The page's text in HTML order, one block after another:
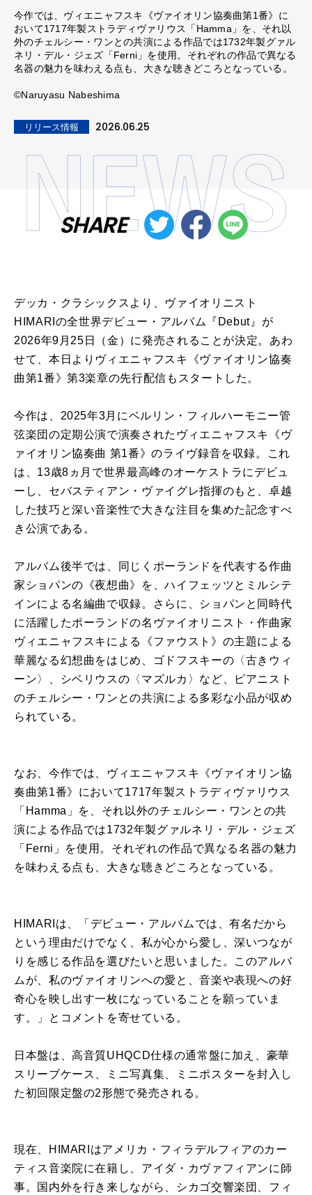
今作では、ヴィエニャフスキ《ヴァイオリン協奏曲第1番》に
おいて1717年製ストラディヴァリウス「Hamma」を、それ以
外のチェルシー・ワンとの共演による作品では1732年製グァル
ネリ・デル・ジェズ「Ferni」を使用。それぞれの作品で異なる
名器の魅力を味わえる点も、大きな聴きどころとなっている。
©Naruyasu Nabeshima
リリース情報 2026.06.25
SHARE
デッカ・クラシックスより、ヴァイオリニスト
HIMARIの全世界デビュー・アルバム『Debut』が
2026年9月25日（金）に発売されることが決定。あわ
せて、本日よりヴィエニャフスキ《ヴァイオリン協奏
曲第1番》第3楽章の先行配信もスタートした。
今作は、2025年3月にベルリン・フィルハーモニー管
弦楽団の定期公演で演奏されたヴィエニャフスキ《ヴ
ァイオリン協奏曲 第1番》のライヴ録音を収録。これ
は、13歳8ヵ月で世界最高峰のオーケストラにデビュ
ーし、セバスティアン・ヴァイグレ指揮のもと、卓越
した技巧と深い音楽性で大きな注目を集めた記念すべ
き公演である。
アルバム後半では、同じくポーランドを代表する作曲
家ショパンの《夜想曲》を、ハイフェッツとミルシテ
インによる名編曲で収録。さらに、ショパンと同時代
に活躍したポーランドの名ヴァイオリニスト・作曲家
ヴィエニャフスキによる《ファウスト》の主題による
華麗なる幻想曲をはじめ、ゴドフスキーの〈古きウィ
ーン〉、シベリウスの〈マズルカ〉など、ピアニスト
のチェルシー・ワンとの共演による多彩な小品が収め
られている。
なお、今作では、ヴィエニャフスキ《ヴァイオリン協
奏曲第1番》において1717年製ストラディヴァリウス
「Hamma」を、それ以外のチェルシー・ワンとの共
演による作品では1732年製グァルネリ・デル・ジェズ
「Ferni」を使用。それぞれの作品で異なる名器の魅力
を味わえる点も、大きな聴きどころとなっている。
HIMARIは、「デビュー・アルバムでは、有名だから
という理由だけでなく、私が心から愛し、深いつなが
りを感じる作品を選びたいと思いました。このアルバ
ムが、私のヴァイオリンへの愛と、音楽や表現への好
奇心を映し出す一枚になっていることを願っていま
す。」とコメントを寄せている。
日本盤は、高音質UHQCD仕様の通常盤に加え、豪華
スリーブケース、ミニ写真集、ミニポスターを封入し
た初回限定盤の2形態で発売される。
現在、HIMARIはアメリカ・フィラデルフィアのカー
ティス音楽院に在籍し、アイダ・カヴァフィアンに師
事。国内外を行き来しながら、シカゴ交響楽団、フィ